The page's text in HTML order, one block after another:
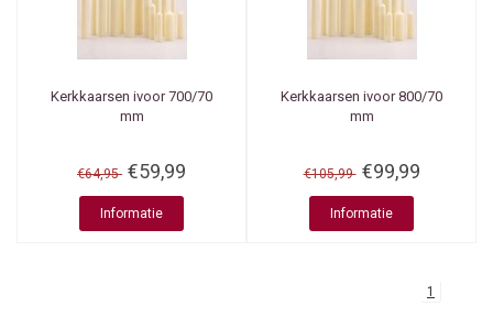
Kerkkaarsen ivoor 700/70
mm
€64,95 €59,99
Informatie
Kerkkaarsen ivoor 800/70
mm
€105,99 €99,99
Informatie
1